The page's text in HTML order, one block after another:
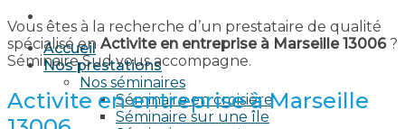
Accueil
Nos prestations
Nos séminaires
Séminaire en croisière
Séminaire sur une île
Vous êtes à la recherche d’un prestataire de qualité
spécialisé en Activite en entreprise à Marseille 13006?
Séminaire Sud vous accompagne.
Activite en entreprise à Marseille